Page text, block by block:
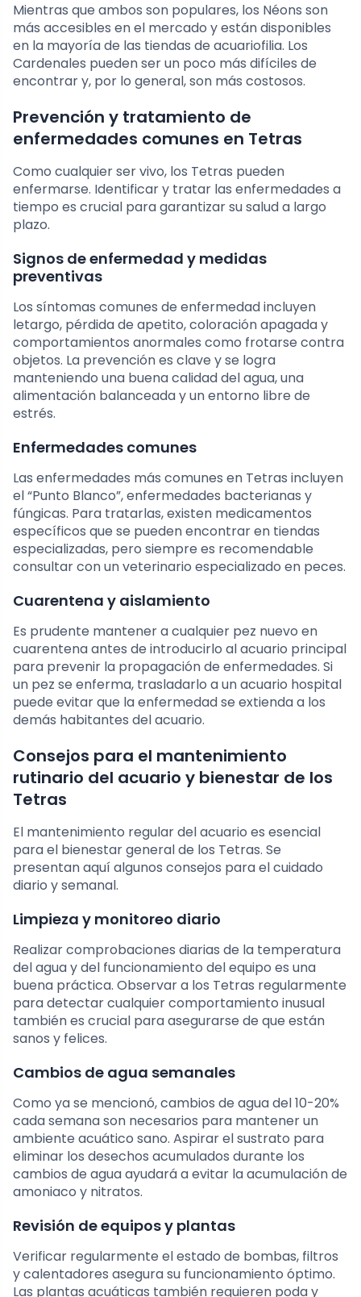
Mientras que ambos son populares, los Néons son
más accesibles en el mercado y están disponibles
en la mayoría de las tiendas de acuariofilia. Los
Cardenales pueden ser un poco más difíciles de
encontrar y, por lo general, son más costosos.
Prevención y tratamiento de
enfermedades comunes en Tetras
Como cualquier ser vivo, los Tetras pueden
enfermarse. Identificar y tratar las enfermedades a
tiempo es crucial para garantizar su salud a largo
plazo.
Signos de enfermedad y medidas
preventivas
Los síntomas comunes de enfermedad incluyen
letargo, pérdida de apetito, coloración apagada y
comportamientos anormales como frotarse contra
objetos. La prevención es clave y se logra
manteniendo una buena calidad del agua, una
alimentación balanceada y un entorno libre de
estrés.
Enfermedades comunes
Las enfermedades más comunes en Tetras incluyen
el “Punto Blanco”, enfermedades bacterianas y
fúngicas. Para tratarlas, existen medicamentos
específicos que se pueden encontrar en tiendas
especializadas, pero siempre es recomendable
consultar con un veterinario especializado en peces.
Cuarentena y aislamiento
Es prudente mantener a cualquier pez nuevo en
cuarentena antes de introducirlo al acuario principal
para prevenir la propagación de enfermedades. Si
un pez se enferma, trasladarlo a un acuario hospital
puede evitar que la enfermedad se extienda a los
demás habitantes del acuario.
Consejos para el mantenimiento
rutinario del acuario y bienestar de los
Tetras
El mantenimiento regular del acuario es esencial
para el bienestar general de los Tetras. Se
presentan aquí algunos consejos para el cuidado
diario y semanal.
Limpieza y monitoreo diario
Realizar comprobaciones diarias de la temperatura
del agua y del funcionamiento del equipo es una
buena práctica. Observar a los Tetras regularmente
para detectar cualquier comportamiento inusual
también es crucial para asegurarse de que están
sanos y felices.
Cambios de agua semanales
Como ya se mencionó, cambios de agua del 10-20%
cada semana son necesarios para mantener un
ambiente acuático sano. Aspirar el sustrato para
eliminar los desechos acumulados durante los
cambios de agua ayudará a evitar la acumulación de
amoniaco y nitratos.
Revisión de equipos y plantas
Verificar regularmente el estado de bombas, filtros
y calentadores asegura su funcionamiento óptimo.
Las plantas acuáticas también requieren poda y